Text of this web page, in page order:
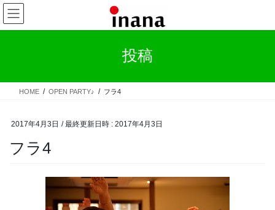
コ
ン
テ
ス
ナ
ビ
ゲ
ン
投稿
HOME OPEN PARTY♪ フラ4
2017年4月3日 / 最終更新日時 : 2017年4月3日
フラ4